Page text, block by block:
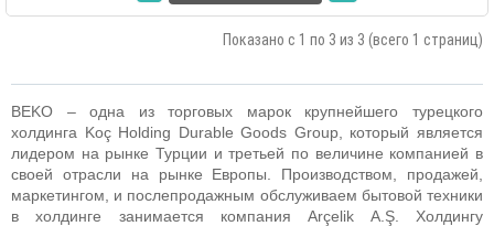
Показано с 1 по 3 из 3 (всего 1 страниц)
BEKO – одна из торговых марок крупнейшего турецкого
холдинга Koç Holding Durable Goods Group, который является
лидером на рынке Турции и третьей по величине компанией в
своей отрасли на рынке Европы. Производством, продажей,
маркетингом, и послепродажным обслуживаем бытовой техники
в холдинге занимается компания Arçelik A.Ş. Холдингу